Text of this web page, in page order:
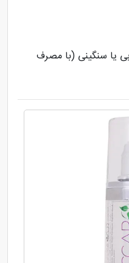
یا سنگینی (با مصرف